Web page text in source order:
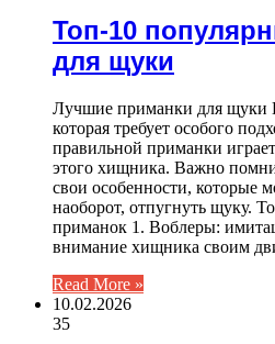
Топ-10
для щуки
Лучшие приманки для
которая требует особого
правильной приманки
этого хищника. Важно
свои особенности, которые
наоборот, отпугнуть щуку.
приманок 1. Воблеры:
внимание хищника своим
Read More »
10.02.2026
35